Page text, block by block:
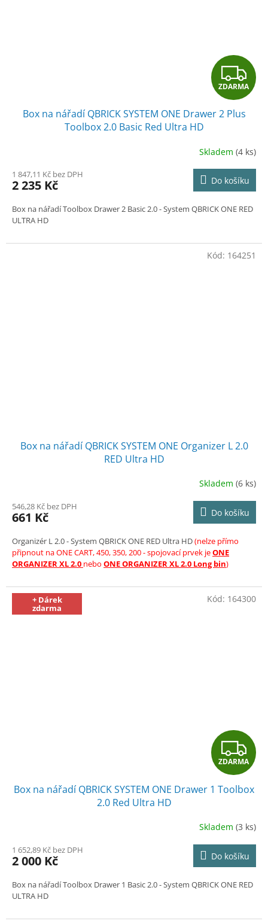
Z
D
R
M
A
ZDARMA
Box na nářadí QBRICK SYSTEM ONE Drawer 2 Plus
Toolbox 2.0 Basic Red Ultra HD
Skladem (4 ks)
1 847,11 Kč bez DPH
2 235 Kč Do košíku
Box na nářadí Toolbox Drawer 2 Basic 2.0- System QBRICK ONE RED
ULTRA HD
Box na nářadí QBRICK SYSTEM ONE Organizer L 2.0
RED Ultra HD
Skladem (6 ks)
546,28 Kč bez DPH
661 Kč Do košíku
Organizér L 2.0 - System QBRICK ONE RED Ultra HD(nelze přímo
připnout na ONE CART, 450, 350, 200 - spojovací prvek jeONE
ORGANIZER XL 2.0 nebo ONE ORGANIZER XL 2.0 Long bin)
Kód: 164251
+ Dárek
zdarma
Z
D
A
R
M
A
ZDARMA
Box na nářadí QBRICK SYSTEM ONE Drawer 1 Toolbox
2.0 Red Ultra HD
Skladem (3 ks)
1 652,89 Kč bez DPH
2 000 Kč Do košíku
Box na nářadí Toolbox Drawer 1 Basic 2.0- System QBRICK ONE RED
ULTRA HD
Kód: 164300